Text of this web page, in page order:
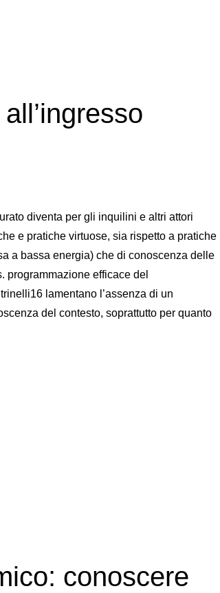
e regolazione”
diventa per gli inquilini e altri attori
e pratiche virtuose, sia rispetto a pratiche
a bassa energia) che di conoscenza delle
programmazione efficace del
lamentano l’assenza di un
del contesto, soprattutto per quanto
all’ingresso”
conoscere